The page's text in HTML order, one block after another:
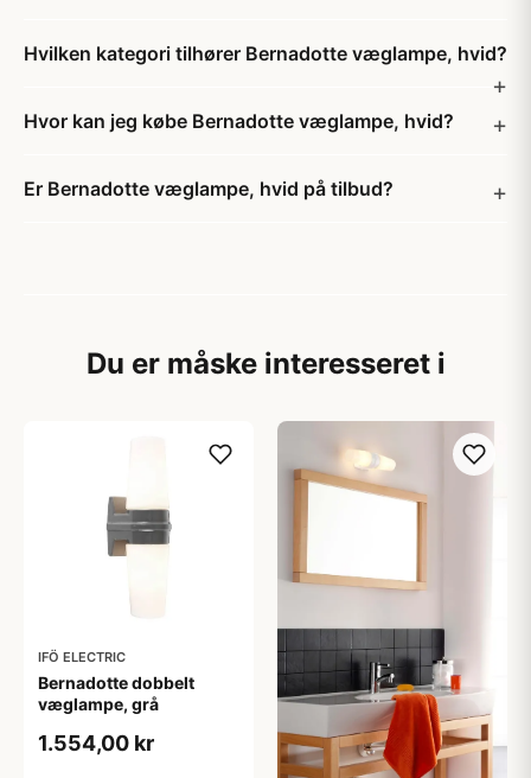
Hvilken kategori tilhører Bernadotte væglampe, hvid?
Hvor kan jeg købe Bernadotte væglampe, hvid?
Er Bernadotte væglampe, hvid på tilbud?
Du er måske interesseret i
IFÖ ELECTRIC
Bernadotte dobbelt
væglampe, grå
1.554,00 kr